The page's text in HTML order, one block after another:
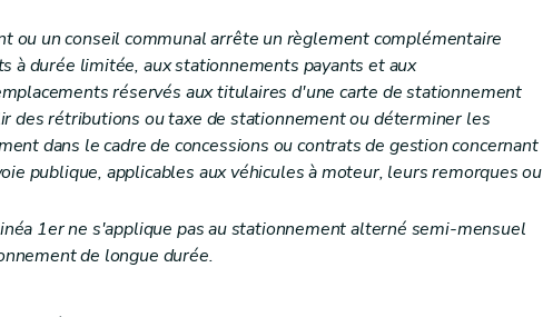
ou un conseil communal arrête un règlement complémentaire
à durée limitée, aux stationnements payants et aux
réservés aux titulaires d'une carte de stationnement
des rétributions ou taxe de stationnement ou déterminer les
dans le cadre de concessions ou contrats de gestion concernant
publique, applicables aux véhicules à moteur, leurs remorques ou
1er ne s'applique pas au stationnement alterné semi-mensuel
de longue durée.